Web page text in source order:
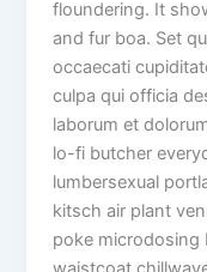
floundering. It
and fur boa. Set
occaecati
culpa qui officia
laborum et
lo-fi butcher
lumbersexual
kitsch air plant
poke microdosing